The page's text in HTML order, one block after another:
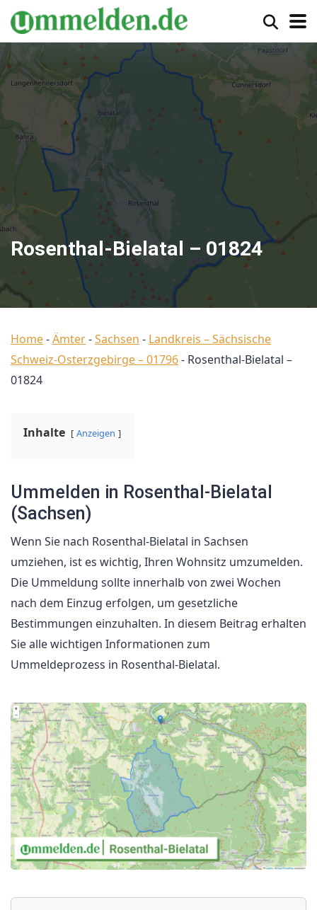
Rosenthal-Bielatal – 01824
Home-Ämter-Sachsen - Landkreis – Sächsische
Schweiz-Osterzgebirge – 01796- Rosenthal-Bielatal –
01824
Inhalte Anzeigen
Ummelden in Rosenthal-Bielatal
(Sachsen)
Wenn Sie nach Rosenthal-Bielatal in Sachsen
umziehen, ist es wichtig, Ihren Wohnsitz umzumelden.
Die Ummeldung sollte innerhalb von zwei Wochen
nach dem Einzug erfolgen, um gesetzliche
Bestimmungen einzuhalten. In diesem Beitrag erhalten
Sie alle wichtigen Informationen zum
Ummeldeprozess in Rosenthal-Bielatal.